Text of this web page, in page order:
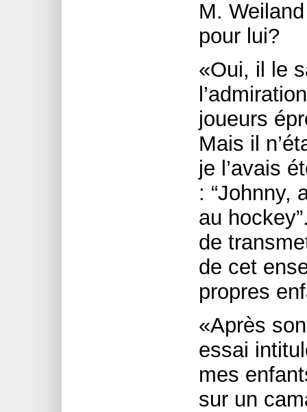
M.
pour lui?
«Oui, il le
joueurs
Mais il
je l’avais
: “Johnny,
au
de
de cet
propres
«Après
essai
mes
sur un